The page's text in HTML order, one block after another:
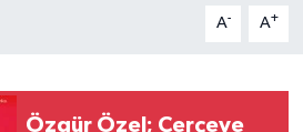
A- A+
Özgür Özel; Çerçeve